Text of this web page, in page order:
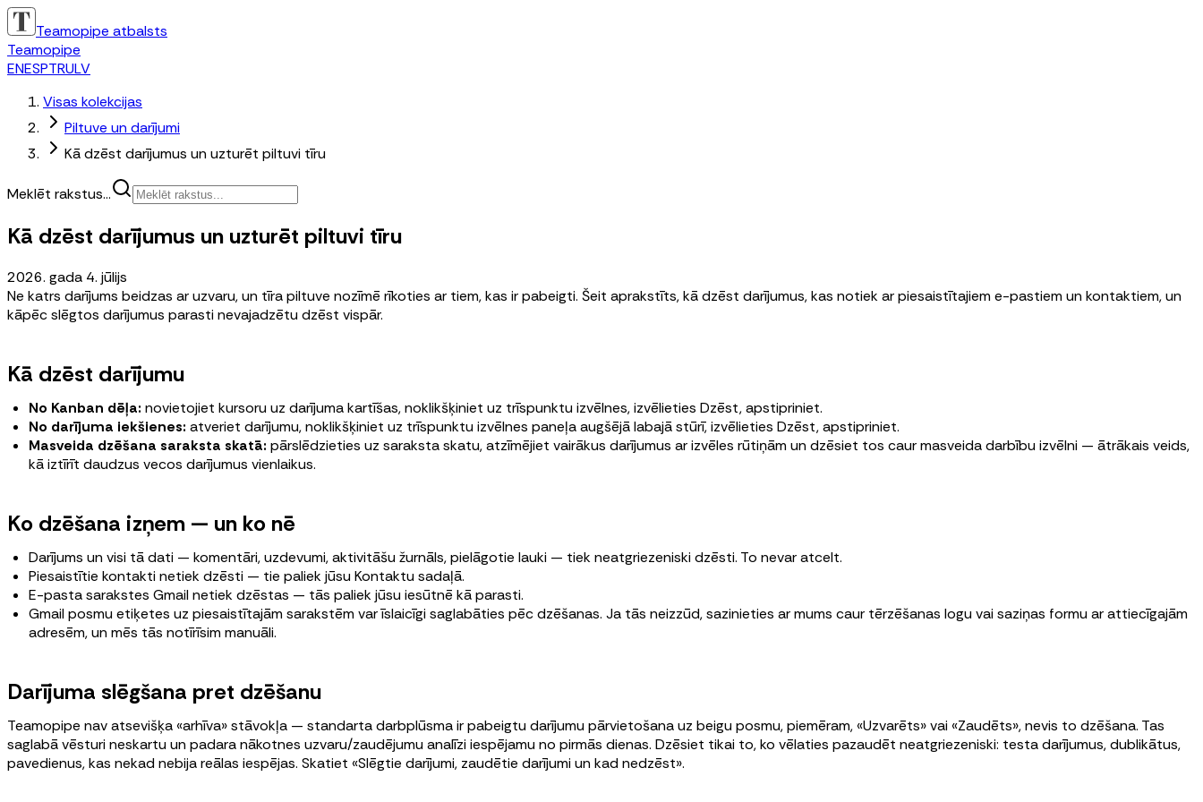
Teamopipe atbalsts
Teamopipe
ENESPTRULV
Visas kolekcijas
Piltuve un darījumi
Kā dzēst darījumus un uzturēt piltuvi tīru
Meklēt rakstus...
Kā dzēst darījumus un uzturēt piltuvi tīru
2026. gada 4. jūlijs
Ne katrs darījums beidzas ar uzvaru, un tīra piltuve nozīmē rīkoties ar tiem, kas ir pabeigti. Šeit aprakstīts, kā dzēst darījumus, kas notiek ar piesaistītajiem e-pastiem un kontaktiem, un
kāpēc slēgtos darījumus parasti nevajadzētu dzēst vispār.
Kā dzēst darījumu
No Kanban dēļa: novietojiet kursoru uz darījuma kartīšas, noklikšķiniet uz trīspunktu izvēlnes, izvēlieties Dzēst, apstipriniet.
No darījuma iekšienes: atveriet darījumu, noklikšķiniet uz trīspunktu izvēlnes paneļa augšējā labajā stūrī, izvēlieties Dzēst, apstipriniet.
Masveida dzēšana saraksta skatā: pārslēdzieties uz saraksta skatu, atzīmējiet vairākus darījumus ar izvēles rūtiņām un dzēsiet tos caur masveida darbību izvēlni — ātrākais veids,
kā iztīrīt daudzus vecos darījumus vienlaikus.
Ko dzēšana izņem — un ko nē
Darījums un visi tā dati — komentāri, uzdevumi, aktivitāšu žurnāls, pielāgotie lauki — tiek neatgriezeniski dzēsti. To nevar atcelt.
Piesaistītie kontakti netiek dzēsti — tie paliek jūsu Kontaktu sadaļā.
E-pasta sarakstes Gmail netiek dzēstas — tās paliek jūsu iesūtnē kā parasti.
Gmail posmu etiķetes uz piesaistītajām sarakstēm var īslaicīgi saglabāties pēc dzēšanas. Ja tās neizzūd, sazinieties ar mums caur tērzēšanas logu vai saziņas formu ar attiecīgajām
adresēm, un mēs tās notīrīsim manuāli.
Darījuma slēgšana pret dzēšanu
Teamopipe nav atsevišķa «arhīva» stāvokļa — standarta darbplūsma ir pabeigtu darījumu pārvietošana uz beigu posmu, piemēram, «Uzvarēts» vai «Zaudēts», nevis to dzēšana. Tas
saglabā vēsturi neskartu un padara nākotnes uzvaru/zaudējumu analīzi iespējamu no pirmās dienas. Dzēsiet tikai to, ko vēlaties pazaudēt neatgriezeniski: testa darījumus, dublikātus,
pavedienus, kas nekad nebija reālas iespējas. Skatiet «Slēgtie darījumi, zaudētie darījumi un kad nedzēst».